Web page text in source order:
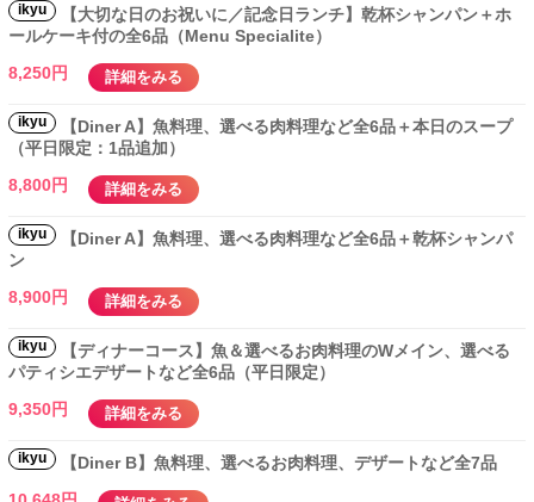
ikyu
【大切な日のお祝いに／記念日ランチ】乾杯シャンパン＋ホ
ールケーキ付の全6品（Menu Specialite）
8,250円
詳細をみる
ikyu
【Diner A】魚料理、選べる肉料理など全6品＋本日のスープ
（平日限定：1品追加）
8,800円
詳細をみる
ikyu
【Diner A】魚料理、選べる肉料理など全6品＋乾杯シャンパ
ン
8,900円
詳細をみる
ikyu
【ディナーコース】魚＆選べるお肉料理のWメイン、選べる
パティシエデザートなど全6品（平日限定）
9,350円
詳細をみる
ikyu
【Diner B】魚料理、選べるお肉料理、デザートなど全7品